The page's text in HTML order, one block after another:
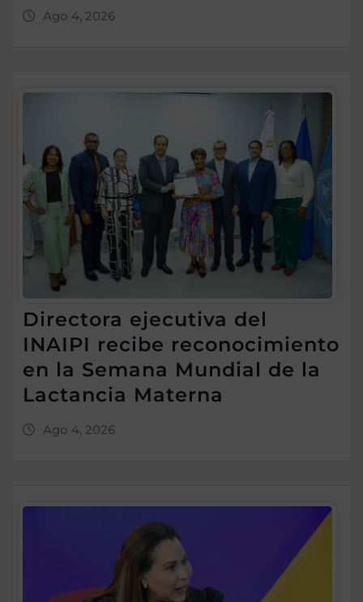
Ago 4, 2026
Directora ejecutiva del
INAIPI recibe reconocimiento
en la Semana Mundial de la
Lactancia Materna
Ago 4, 2026